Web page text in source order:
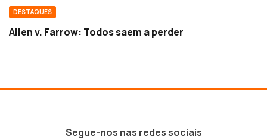
DESTAQUES
Allen v. Farrow: Todos saem a perder
Segue-nos nas redes sociais